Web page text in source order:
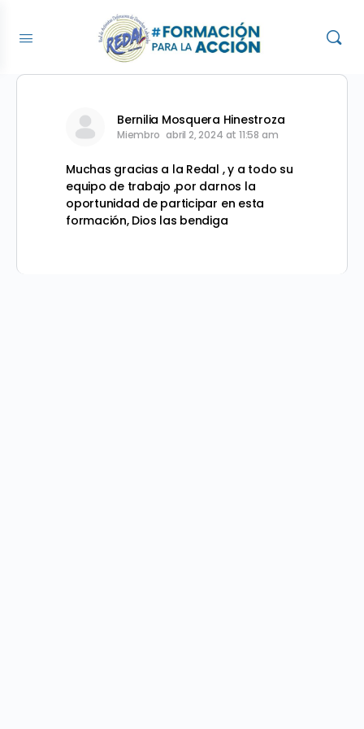
Bernilia Mosquera Hinestroza
Miembro abril 2, 2024 at 11:58 am
Muchas gracias a la Redal , y a todo su
equipo de trabajo ,por darnos la
oportunidad de participar en esta
formación, Dios las bendiga